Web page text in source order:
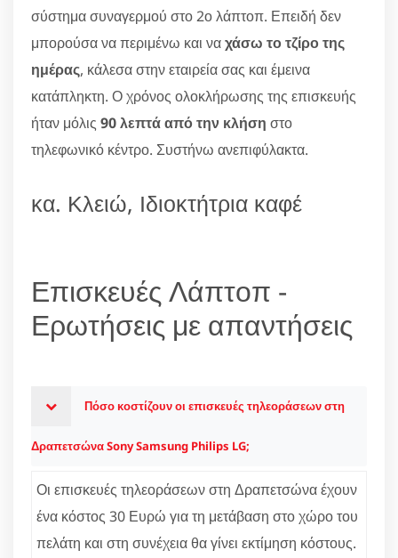
σύστημα συναγερμού στο 2ο λάπτοπ. Επειδή δεν
μπορούσα να περιμένω και ναχάσω το τζίρο της
ημέρας, κάλεσα στην εταιρεία σας και έμεινα
κατάπληκτη. Ο χρόνος ολοκλήρωσης της επισκευής
ήταν μόλις 90 λεπτά από την κλήση στο
τηλεφωνικό κέντρο. Συστήνω ανεπιφύλακτα.
κα. Κλειώ, Ιδιοκτήτρια καφέ
Επισκευές Λάπτοπ -
Ερωτήσεις με απαντήσεις
Πόσο κοστίζουν οι επισκευές τηλεοράσεων στη
Δραπετσώνα Sony Samsung Philips LG;
Οι επισκευές τηλεοράσεων στη Δραπετσώνα έχουν
ένα κόστος 30 Ευρώ για τη μετάβαση στο χώρο του
πελάτη και στη συνέχεια θα γίνει εκτίμηση κόστους.